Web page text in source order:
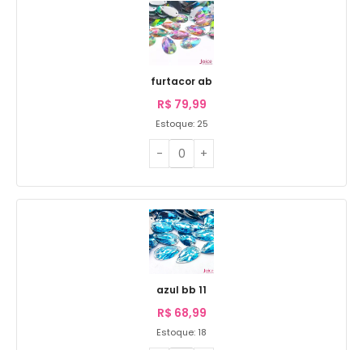
furtacor ab
R$ 79,99
Estoque: 25
azul bb 11
R$ 68,99
Estoque: 18